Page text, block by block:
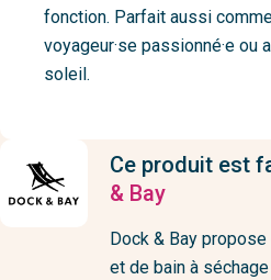
fonction. Parfait aussi
voyageur·se passionné·e ou
soleil.
Ce produit est
& Bay
Dock & Bay
et de bain à